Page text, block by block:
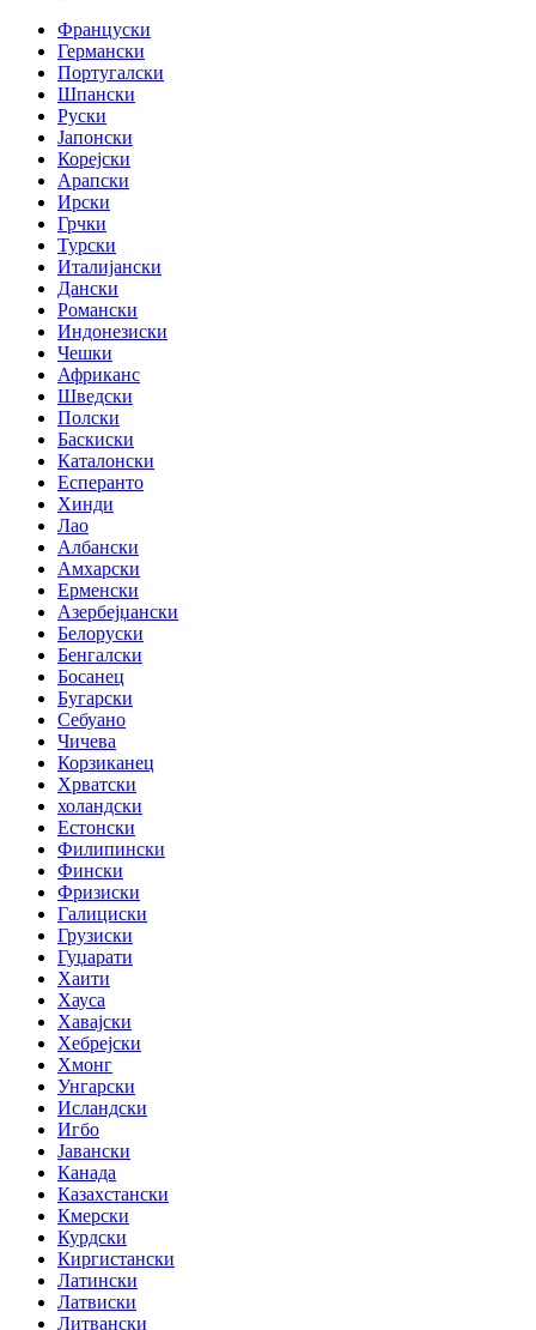
Француски
Германски
Португалски
Шпански
Руски
Јапонски
Корејски
Арапски
Ирски
Грчки
Турски
Италијански
Дански
Романски
Индонезиски
Чешки
Африканс
Шведски
Полски
Баскиски
Каталонски
Есперанто
Хинди
Лао
Албански
Амхарски
Ерменски
Азербејџански
Белоруски
Бенгалски
Босанец
Бугарски
Себуано
Чичева
Корзиканец
Хрватски
холандски
Естонски
Филипински
Фински
Фризиски
Галициски
Грузиски
Гуџарати
Хаити
Хауса
Хавајски
Хебрејски
Хмонг
Унгарски
Исландски
Игбо
Јавански
Канада
Казахстански
Кмерски
Курдски
Киргистански
Латински
Латвиски
Литвански